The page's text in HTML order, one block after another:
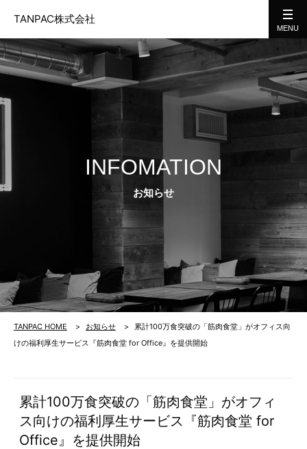
TANPAC株式会社
INFOMATION
お知らせ
TANPAC HOME お知らせ
累計100万食突破の「筋肉食堂」がオフィス向
けの福利厚生サービス『筋肉食堂 for Office』を提供開始
累計100万食突破の「筋肉食堂」がオフィ
ス向けの福利厚生サービス『筋肉食堂 for
Office』を提供開始